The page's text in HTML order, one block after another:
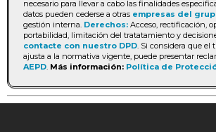
necesario para llevar a cabo las finalidades
datos pueden cederse a otras empresas del
gestión interna. Derechos: Acceso, rectificación,
portabilidad, limitación del tratatamiento y
contacte con nuestro DPD . Si considera que
ajusta a la normativa vigente, puede presentar
AEPD Más información: Política de